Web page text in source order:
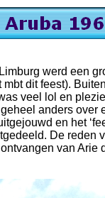
werd een
dit feest).
veel lol en
anders over
en het
De reden
van Arie